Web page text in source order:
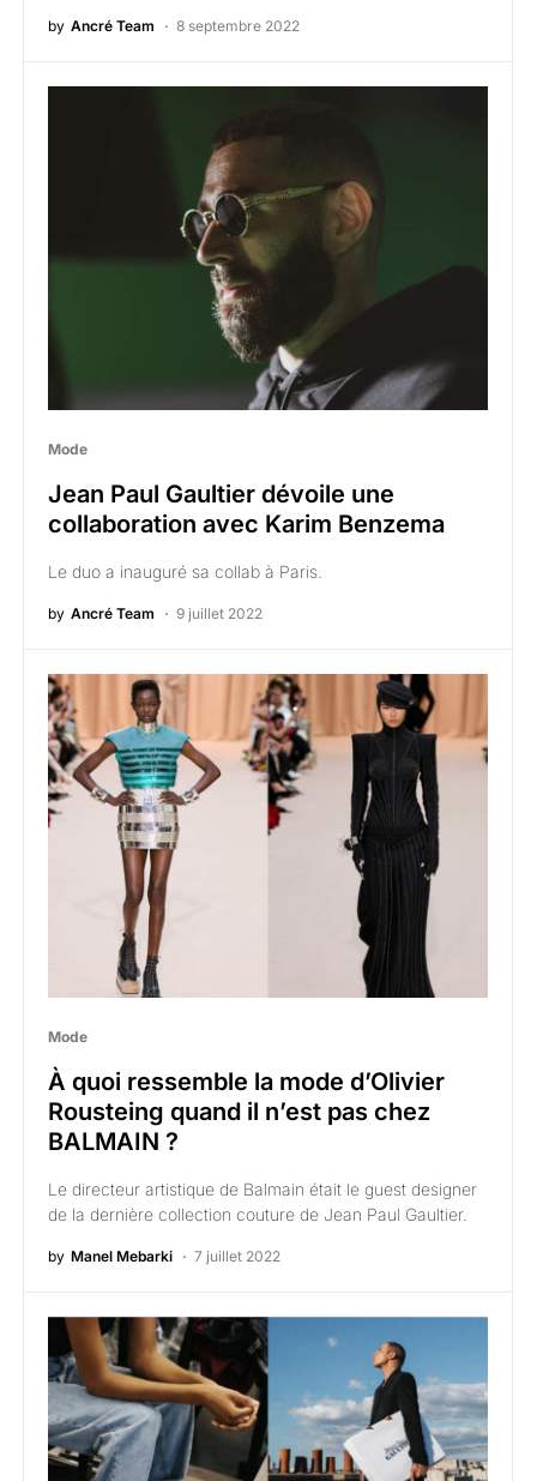
by Ancré Team 8 septembre 2022
Mode
Jean Paul Gaultier dévoile une
collaboration avec Karim Benzema
Le duo a inauguré sa collab à Paris.
by Ancré Team 9 juillet 2022
Mode
À quoi ressemble la mode d’Olivier
Rousteing quand il n’est pas chez
BALMAIN ?
Le directeur artistique de Balmain était le guest designer
de la dernière collection couture de Jean Paul Gaultier.
by Manel Mebarki 7 juillet 2022